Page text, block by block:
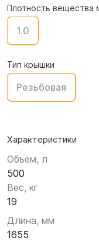
Плотность вещества
1.0
Тип крышки
Резьбовая
Характеристики
Объем, л
500
Вес, кг
19
Длина, мм
1655